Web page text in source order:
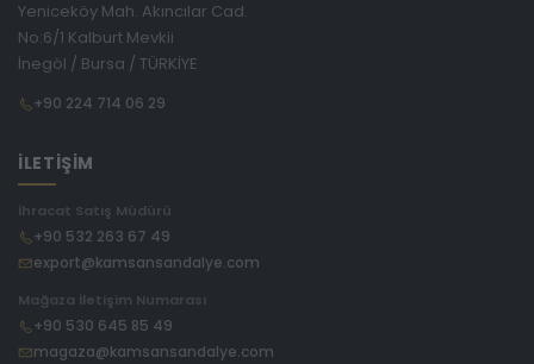
Yeniceköy Mah. Akıncılar Cad.
No:6/1 Kalburt Mevkii
İnegöl / Bursa / TÜRKİYE
+90 224 714 06 29
İLETİŞİM
İhracat Satış Müdürü
+90 532 263 67 49
export@kamsansandalye.com
Mağaza İletişim Numarası
+90 530 645 85 49
magaza@kamsansandalye.com